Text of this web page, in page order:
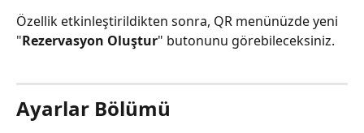
Özellik etkinleştirildikten sonra, QR menünüzde yeni
"Rezervasyon Oluştur" butonunu görebileceksiniz.
Ayarlar Bölümü